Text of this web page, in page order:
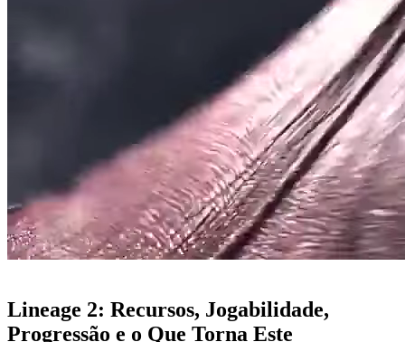
Lineage 2: Recursos, Jogabilidade,
Progressão e o Que Torna Este